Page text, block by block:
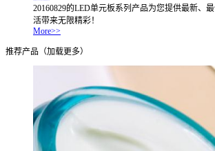
20160829的LED单元板系列产品为您提供最新、
活带来无限精彩！
More>>
推荐产品（加载更多）